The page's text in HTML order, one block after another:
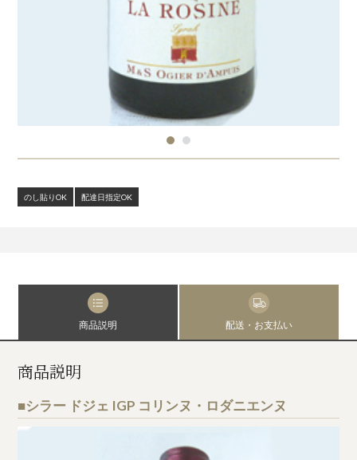
のし貼りOK 配達日指定OK
商品説明 配送・お支払い
商品説明
■シラー ドジェ IGP コリンヌ・ロダニエンヌ